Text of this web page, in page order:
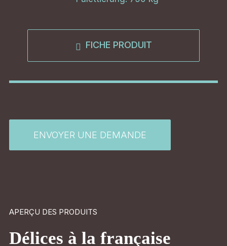
FICHE PRODUIT
ENVOYER UNE DEMANDE
APERÇU DES PRODUITS
Délices à la française